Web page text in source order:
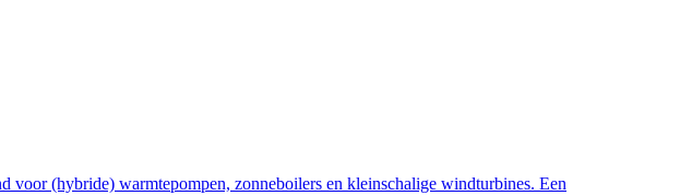
(hybride) warmtepompen, zonneboilers en kleinschalige windturbines. Een